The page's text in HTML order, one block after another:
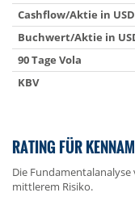
Cashflow/Aktie in USD
Buchwert/Aktie in
90 Tage Vola
KBV
RATING FÜR
Die
mittlerem Risiko.